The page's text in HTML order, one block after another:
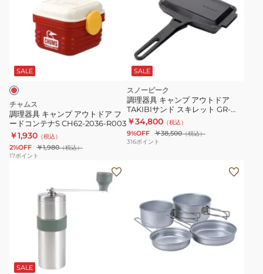
プ
ア
ウ
ト
ド
ア
フ
CH62-
SALE
チャムス
調理器具 キャンプ アウトドア フ
ードコンテナS CH62-2036-R003
￥1,930 （税込）
2%OFF ￥1,980（税込）
17ポイント
SALE
スノーピーク
調理器具 キャンプ アウトドア
TAKIBIサンド スキレット GR-
050
￥34,800 （税込）
9%OFF ￥38,500（税込）
316ポイント
動SALE